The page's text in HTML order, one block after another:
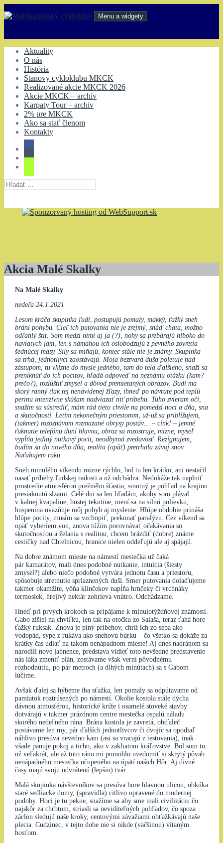
na
Menu a widgety
Aktuality
O nás
História
Stanovy cykloklubu MKCK
Realizované akcie MKCK 2026
Akcie MKCK – archív
Karpaty Tour – archiv
2% pre MKCK
Ako sa stať členom
Kontakty
Hľadať:
Akcia Malé Skalky
Na Malé Skalky
nedeľa 24.1.2021
Lesom kráča skupinka ľudí, postupujú pomaly, mäkký, ťažký sneh
bráni pohybu. Cieľ ich putovania nie je zrejmý, snáď chata, možno
odľahlý štít. Som medzi nimi aj ja (?), nohy sa prebárajú hlboko do
naviatych jám, len s námahou ich oslobodzujú z pevného zovretia
šednúcej masy. Sily sa míňajú, koniec stále nie je známy. Skupinka
sa trhá, jednotlivci zaostávajú. Moja beztvará duša poletuje nad
zástupom, tu vkĺzne do mysle jedného, tam do tela ďalšieho, snaží sa
preniknúť do ich pocitov, hľadá odpoveď na neznámu otázku (kam?
prečo?), rozlúštiť zmysel a dôvod premietaných obrazov. Budí ma
skorý ranný tlak tej nenávidenej žľazy, ihneď po návrate pod teplú
perinu intenzívne skúšam nadviazať niť príbehu. Tuho zvieram oči,
snažím sa sústrediť, mám rád tieto chvíle na pomedzí noci a dňa, sna
a skutočnosti. Letím nekonečným priestorom, už-už sa približujem,
(takmer) rozoznávam rozmazané obrysy postáv… – cink! – jemné
ťuknutie telefónu duní hlavou, obraz sa rozostruje, mizne, myseľ
vypĺňa jediný nutkavý pocit, neodbytná zvedavosť. Rezignujem,
budím sa do nového dňa, realita (opäť) pretrhala závoj snov.
Naťahujem ruku.
Sneh minulého víkendu mizne rýchlo, bol tu len krátko, ani nestačil
nasať príbehy ľudskej radosti a už odchádza. Nedokáže tak naplniť
prostredie atmosférou prežitého šťastia, smutný je pohľad na krajinu
presiaknutú slzami. Celé dni sa len hľadám, akoby som plával
v kalnej kvapaline, hustej tekutine, mení sa na silnú polievku,
huspenina uväzňuje môj pohyb aj myslenie. Hlúpe obdobie prináša
hlúpe pocity, musím sa vzchopiť, prekonať paralýzu. Cez víkend sa
opäť vyberiem von, znova túžim porovnávať očakávania so
skutočnosťou a želania s realitou, chcem brázdiť (dobre) známe
cestičky nad Chtelnicou, hranice nielen oddeľujú ale aj spájajú.
Na dobre známom mieste na námestí mestečka už čaká
pár kamarátov, mali dnes podobné nutkanie, intuícia (šiesty
zmysel?) alebo niečo podobné vytvára jednotu času a priestoru,
spôsobuje stretnutie spriaznených duší. Smer putovania dolaďujeme
takmer okamžite, vôňa klinčekov napĺňa hrnčeky či vrchnáky
termosiek, hrejivý nektár zohrieva vnútro. Odchádzame.
Hneď pri prvých krokoch sa pripájame k minulotýždňovej známosti.
Gabo zišiel na chvíľku, len tak na otočku zo Salaša, teraz ťahá hore
ťažký ruksak. Znova je plný príbehov, chrlí ich zo seba ako
vodopád, sype z rukáva ako snehovú búrku – čo všetko sa dokáže za
krátky čas udiať na takom nenápadnom mieste! Aj dnes nadránom sa
narodili nové jahnence, predstava vidieť toto nevšedné predstavenie
nás láka zmeniť plán, zostávame však verní pôvodnému
rozhodnutiu, po pár metroch (a dlhých minútach) sa s Gabom
lúčime.
Avšak ďalej sa hýbeme iba sťažka, len pomaly sa odpútavame od
pamiatok roztrúsených po námestí. Okolie kostola stále dýcha
dávnou atmosférou, historické kríže i osamelé stoveké stavby
dotvárajú v takmer prázdnom centre mestečka ospalú náladu
skorého nedeľného rána. Brána kostola je zavretá, obďaleč
postávame len my, pár ďalších jednotlivcov či dvojíc sa opodiaľ
náhlivo presúva nevedno kam (asi sa vracajú z testovania), inak
všade panuje pokoj a ticho, ako v zakliatom kráľovstve. Bol som tu
už veľakrát, ale až toto ráno mi pomohlo uvedomiť si skrytý pôvab
nenápadného mestečka učupeného na úpätí našich Hôr. Aj divné
časy majú svoju odvrátenú (lepšiu) tvár.
Malá skupinka návštevníkov sa presúva hore hlavnou ulicou, obkúka
staré sedliacke domy, (spravidla) citlivo opravené do modernej
podoby. Hoci je tu pekne, snažíme sa aby sme mali civilizáciu čo
najskôr za chrbtom, striasli sa neviditeľných pohľadov, čo spoza
záclon sledujú naše kroky, centovými závažiami obťažkávajú naše
plecia. Cudzinec, v tejto dobe nie si nikde (väčšinou) vítaným
hosťom.